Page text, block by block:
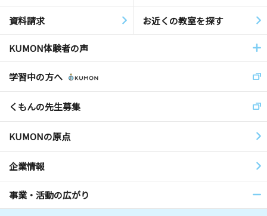
資料請求 お近くの教室を探す
KUMON体験者の声
学習中の方へ
くもんの先生募集
KUMONの原点
企業情報
事業・活動の広がり